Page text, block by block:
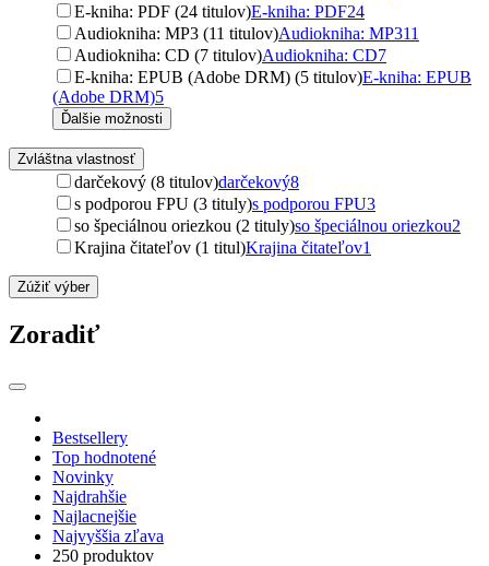
E-kniha: PDF (24 titulov)E-kniha: PDF24
Audiokniha: MP3 (11 titulov)Audiokniha: MP311
Audiokniha: CD (7 titulov)Audiokniha: CD7
E-kniha: EPUB (Adobe DRM) (5 titulov)E-kniha: EPUB
(Adobe DRM)5
Ďalšie možnosti
Zvláštna vlastnosť
darčekový (8 titulov)darčekový8
s podporou FPU (3 tituly)s podporou FPU3
so špeciálnou oriezkou (2 tituly)so špeciálnou oriezkou2
Krajina čitateľov (1 titul)Krajina čitateľov1
Zúžiť výber
Zoradiť
Bestsellery
Top hodnotené
Novinky
Najdrahšie
Najlacnejšie
Najvyššia zľava
250 produktov